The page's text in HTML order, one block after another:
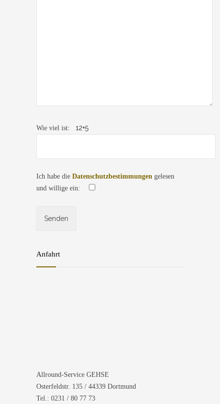
Wie viel ist: 12+5
Ich habe die Datenschutzbestimmungen gelesen
und willige ein:
Anfahrt
Allround-Service GEHSE
Osterfeldstr. 135 / 44339 Dortmund
Tel.: 0231 / 80 77 73